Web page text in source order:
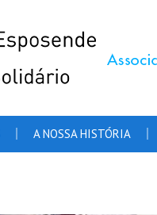
A NOSSA HISTÓRIA